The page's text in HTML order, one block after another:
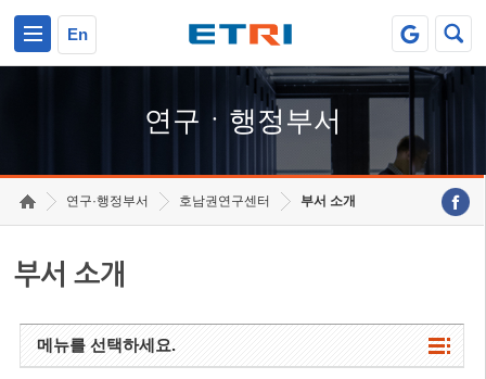
En
연구ㆍ행정부서
연구·행정부서 호남권연구센터 부서 소개
부서 소개
메뉴를 선택하세요.